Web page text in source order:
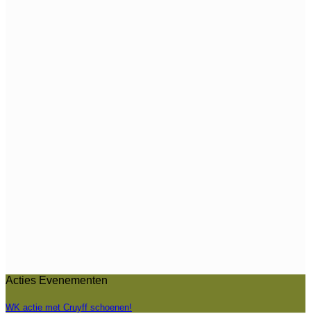
Acties Evenementen
WK actie met Cruyff schoenen!